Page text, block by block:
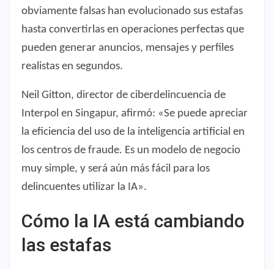
obviamente falsas han evolucionado sus estafas
hasta convertirlas en operaciones perfectas que
pueden generar anuncios, mensajes y perfiles
realistas en segundos.
Neil Gitton, director de ciberdelincuencia de
Interpol en Singapur, afirmó: «Se puede apreciar
la eficiencia del uso de la inteligencia artificial en
los centros de fraude. Es un modelo de negocio
muy simple, y será aún más fácil para los
delincuentes utilizar la IA».
Cómo la IA está cambiando
las estafas